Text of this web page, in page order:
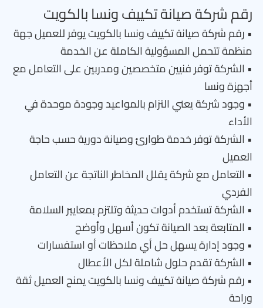
رقم شركة صيانة تكييف ونسا بالكويت
• رقم شركة صيانة تكييف ونسا بالكويت يوفر للعميل جهة
منظمة تتحمل المسؤولية الكاملة عن الخدمة
• الشركة توفر فنيين متخصصين ومدربين على التعامل مع
أجهزة ونسا
• وجود شركة يعني التزام بالمواعيد وجودة موحدة في
الأداء
• الشركة توفر خدمة طوارئ وصيانة دورية حسب حاجة
العميل
• التعامل مع شركة يقلل المخاطر الناتجة عن التعامل
الفردي
• الشركة تستخدم أدوات حديثة وتلتزم بمعايير السلامة
• المتابعة بعد الصيانة تكون أسهل وأوضح
• وجود إدارة يسهل حل أي ملاحظات أو استفسارات
• الشركة تقدم حلول شاملة لكل الأعطال
• رقم شركة صيانة تكييف ونسا بالكويت يمنح العميل ثقة
وراحة